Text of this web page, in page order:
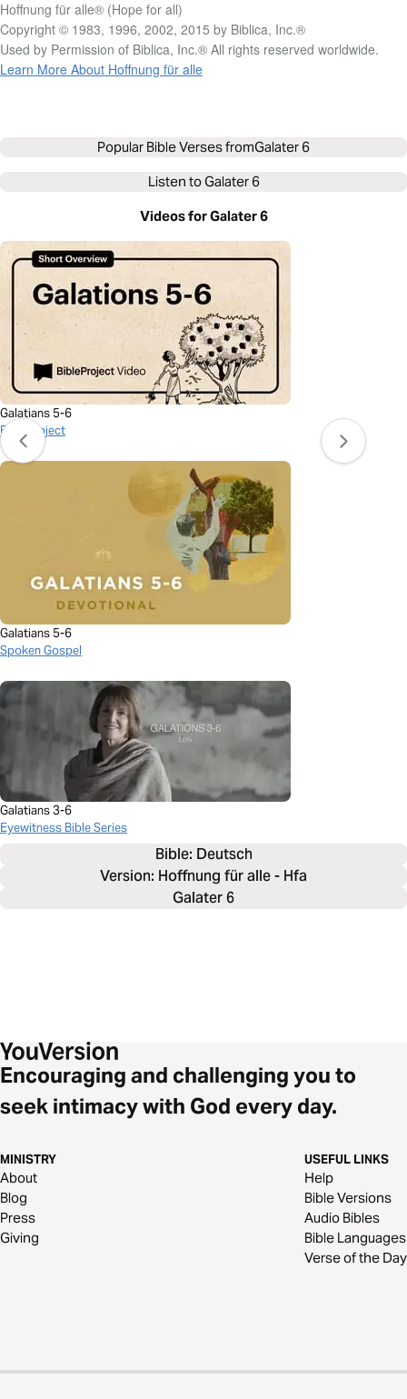
Hoffnung für alle® (Hope for all)
Copyright © 1983, 1996, 2002, 2015 by Biblica, Inc.®
Used by Permission of Biblica, Inc.® All rights reserved worldwide.
Learn More About Hoffnung für alle
Popular Bible Verses fromGalater 6
Listen toGalater 6
Videos for Galater 6
Galatians 5-6
BibleProject
Galatians 5-6
Spoken Gospel
Galatians 3-6
Eyewitness Bible Series
Bible: Deutsch
Version: Hoffnung für alle - Hfa
Galater 6
Encouraging and challenging you to
seek intimacy with God every day.
MINISTRY
About
Blog
Press
Giving
USEFUL LINKS
Help
Bible Versions
Audio Bibles
Bible Languages
Verse of the Day